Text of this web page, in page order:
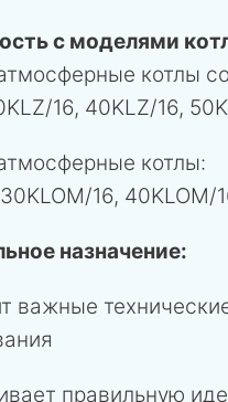
с моделями
котлы
16, 40KLZ/16,
котлы:
16, 40KLOM/
назначение:
важные
правильную